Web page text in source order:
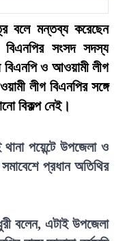
বলে মন্তব্য করেছেন
বিএনপির সংসদ সদস্য
বিএনপি ও আওয়ামী লীগ
লীগ বিএনপির সঙ্গে
বিকল্প নেই।
পয়েন্টে উপজেলা ও
প্রধান অতিথির
বলেন, এটাই উপজেলা